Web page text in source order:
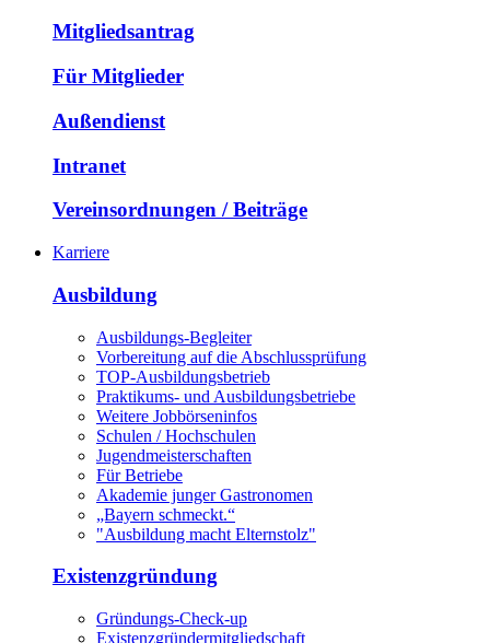
Mitgliedsantrag
Für Mitglieder
Außendienst
Intranet
Vereinsordnungen / Beiträge
Karriere
Ausbildung
Ausbildungs-Begleiter
Vorbereitung auf die Abschlussprüfung
TOP-Ausbildungsbetrieb
Praktikums- und Ausbildungsbetriebe
Weitere Jobbörseninfos
Schulen / Hochschulen
Jugendmeisterschaften
Für Betriebe
Akademie junger Gastronomen
„Bayern schmeckt.“
"Ausbildung macht Elternstolz"
Existenzgründung
Gründungs-Check-up
Existenzgründermitgliedschaft